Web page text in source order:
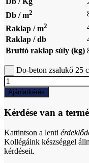
Db / m2
Raklap / m2
Raklap / db
Bruttó raklap súly (kg)
Do-beton zsalukő 25
Ajánlatkérés
Kérdése van a
Kattintson a lenti
Kollégáink készséggel
kérdéseit.